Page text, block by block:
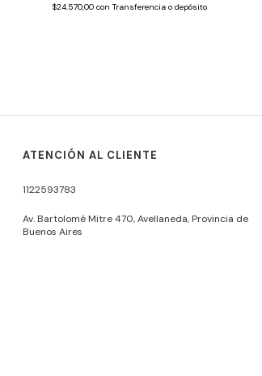
$24.570,00con Transferencia o depósito
ATENCIÓN AL CLIENTE
1122593783
Av. Bartolomé Mitre 470, Avellaneda, Provincia de
Buenos Aires